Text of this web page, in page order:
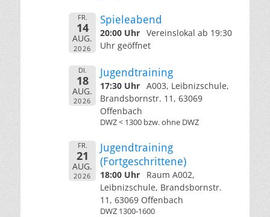
FR.
14
AUG.
2026
Spieleabend
20:00 Uhr Vereinslokal ab 19:30
Uhr geöffnet
DI.
18
AUG.
2026
Jugendtraining
17:30 Uhr A003, Leibnizschule,
Brandsbornstr. 11, 63069
Offenbach
DWZ < 1300 bzw. ohne DWZ
FR.
21
AUG.
2026
Jugendtraining
(Fortgeschrittene)
18:00 Uhr
Raum A002,
Leibnizschule, Brandsbornstr.
11, 63069 Offenbach
DWZ 1300-1600